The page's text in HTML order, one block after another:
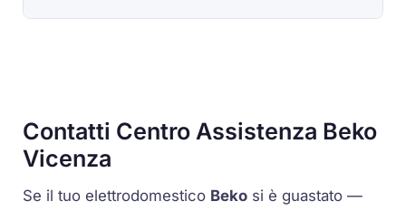
Contatti Centro Assistenza Beko
Vicenza
Se il tuo elettrodomestico Beko si è guastato —